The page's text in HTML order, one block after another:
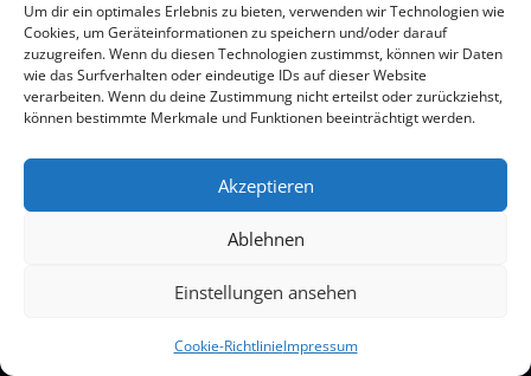
Um dir ein optimales Erlebnis zu bieten, verwenden wir Technologien wie
Cookies, um Geräteinformationen zu speichern und/oder darauf
zuzugreifen. Wenn du diesen Technologien zustimmst, können wir Daten
wie das Surfverhalten oder eindeutige IDs auf dieser Website
verarbeiten. Wenn du deine Zustimmung nicht erteilst oder zurückziehst,
können bestimmte Merkmale und Funktionen beeinträchtigt werden.
Akzeptieren
Ablehnen
Einstellungen ansehen
Cookie-RichtlinieImpressum
Perchtenspaziergang in
Wals/Salzburg
Salzburger Schiachpercht'n und Krampusse
© 2018 - 2026 | Salzburger Schiachpercht'n und Krampusse